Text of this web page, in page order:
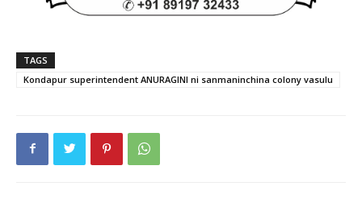
TAGS
Kondapur superintendent ANURAGINI ni sanmaninchina colony vasulu